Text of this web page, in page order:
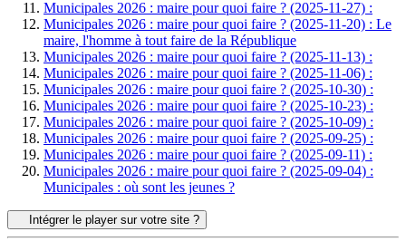
Municipales 2026 : maire pour quoi faire ? (2025-11-27) :
Municipales 2026 : maire pour quoi faire ? (2025-11-20) : Le
maire, l'homme à tout faire de la République
Municipales 2026 : maire pour quoi faire ? (2025-11-13) :
Municipales 2026 : maire pour quoi faire ? (2025-11-06) :
Municipales 2026 : maire pour quoi faire ? (2025-10-30) :
Municipales 2026 : maire pour quoi faire ? (2025-10-23) :
Municipales 2026 : maire pour quoi faire ? (2025-10-09) :
Municipales 2026 : maire pour quoi faire ? (2025-09-25) :
Municipales 2026 : maire pour quoi faire ? (2025-09-11) :
Municipales 2026 : maire pour quoi faire ? (2025-09-04) :
Municipales : où sont les jeunes ?
Intégrer le player sur votre site ?